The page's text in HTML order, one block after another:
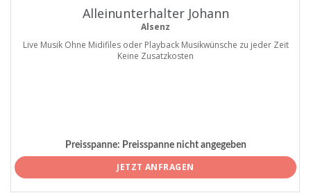
Alleinunterhalter Johann
Alsenz
Live Musik Ohne Midifiles oder Playback Musikwünsche zu jeder Zeit
Keine Zusatzkosten
Preisspanne: Preisspanne nicht angegeben
JETZT ANFRAGEN